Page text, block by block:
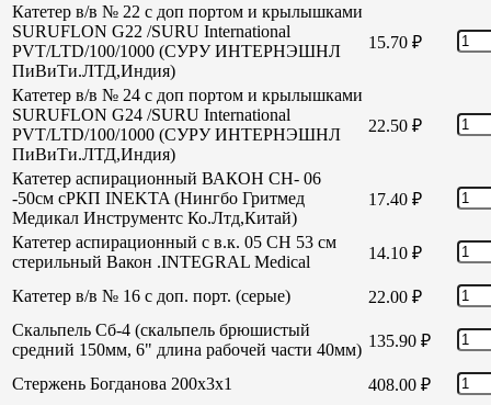
Катетер в/в № 22 с доп портом и крылышками
SURUFLON G22 /SURU International
PVT/LTD/100/1000 (СУРУ ИНТЕРНЭШНЛ
ПиВиТи.ЛТД,Индия)
15.70 ₽
Катетер в/в № 24 с доп портом и крылышками
SURUFLON G24 /SURU International
PVT/LTD/100/1000 (СУРУ ИНТЕРНЭШНЛ
ПиВиТи.ЛТД,Индия)
22.50 ₽
Катетер аспирационный ВАКОН СН- 06
-50см сРКП INEKTA (Нингбо Гритмед
Медикал Инструментс Ко.Лтд,Китай)
17.40 ₽
Катетер аспирационный с в.к. 05 СН 53 см
стерильный Вакон .INTEGRAL Medical
14.10 ₽
Катетер в/в № 16 с доп. порт. (серые) 22.00 ₽
Скальпель Сб-4 (скальпель брюшистый
средний 150мм, 6" длина рабочей части 40мм) 135.90 ₽
Стержень Богданова 200х3х1 408.00 ₽